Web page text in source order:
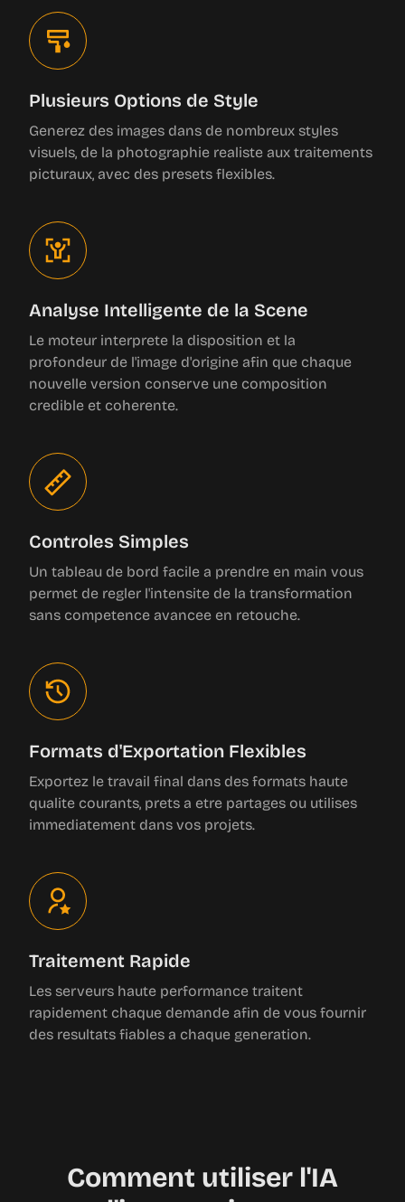
Generez des images dans de nombreux styles
visuels, de la photographie realiste aux traitements
picturaux, avec des presets flexibles.
Le moteur interprete la disposition et la
profondeur de l'image d'origine afin que chaque
nouvelle version conserve une composition
credible et coherente.
Un tableau de bord facile a prendre en main vous
permet de regler l'intensite de la transformation
sans competence avancee en retouche.
Exportez le travail final dans des formats haute
qualite courants, prets a etre partages ou utilises
immediatement dans vos projets.
Les serveurs haute performance traitent
rapidement chaque demande afin de vous fournir
des resultats fiables a chaque generation.
Comment utiliser l'IA
d'image a image